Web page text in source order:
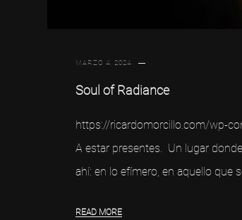
MARZO 4, 2024
Soul of Radiance
https://ricardomorcillo.com/wp-
A estar presentes. Un lugar
ahí: en lo efímero, en aquello que
READ MORE